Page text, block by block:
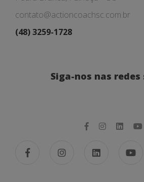
contato@actioncoachsc.com.br
(48) 3259-1728
Siga-nos nas redes